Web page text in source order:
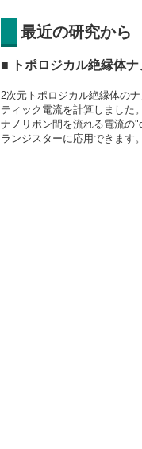
最近の研究から
■ トポロジカル絶縁体
2次元トポロジカル絶縁体の
ティック電流を計算しました
ナノリボン間を流れる電流の
ランジスターに応用できます。